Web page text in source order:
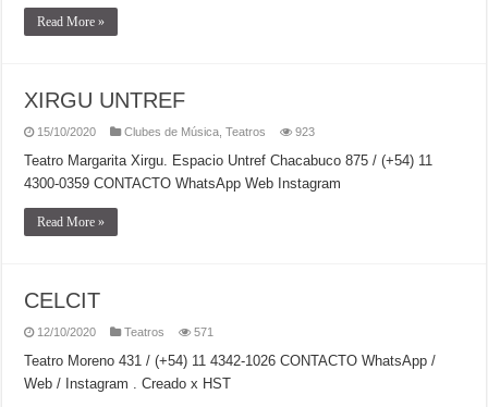
Read More »
XIRGU UNTREF
15/10/2020 Clubes de Música ,Teatros 923
Teatro Margarita Xirgu. Espacio Untref Chacabuco 875 / (+54) 11
4300-0359 CONTACTO WhatsApp Web Instagram
Read More »
CELCIT
12/10/2020 Teatros 571
Teatro Moreno 431 / (+54) 11 4342-1026 CONTACTO WhatsApp /
Web / Instagram . Creado x HST